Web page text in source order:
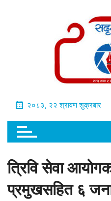
२०८३, २२ श्रावण शुक्रबार
त्रिवि सेवा
प्रमुखसहित ६